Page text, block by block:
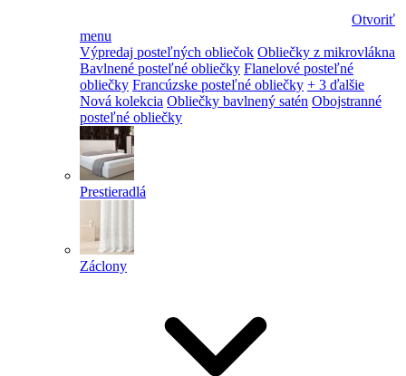
Otvoriť
menu
Výpredaj posteľných obliečok Obliečky z mikrovlákna
Bavlnené posteľné obliečky Flanelové posteľné
obliečky Francúzske posteľné obliečky + 3 ďalšie
Nová kolekcia Obliečky bavlnený satén Obojstranné
posteľné obliečky
Prestieradlá
Záclony